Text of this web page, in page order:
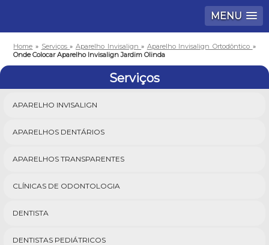
MENU
Home » Serviços» Aparelho Invisalign» Aparelho Invisalign Ortodôntico »
Onde Colocar Aparelho Invisalign Jardim Olinda
Serviços
APARELHO INVISALIGN
APARELHOS DENTÁRIOS
APARELHOS TRANSPARENTES
CLÍNICAS DE ODONTOLOGIA
DENTISTA
DENTISTAS PEDIÁTRICOS